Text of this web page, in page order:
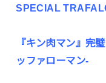
SPECIAL
『キン肉マン』完
ッファローマン-